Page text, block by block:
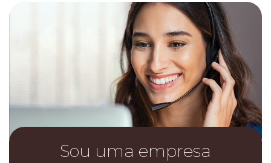
Sou uma empresa